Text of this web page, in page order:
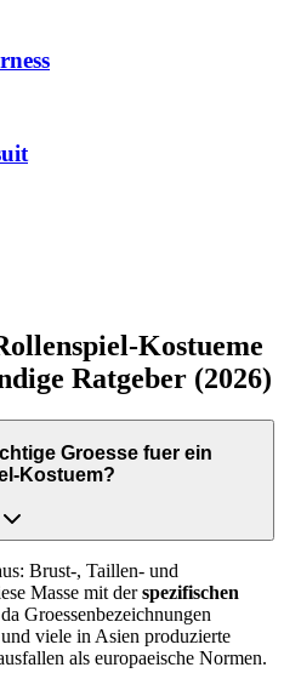
Kostueme
Ratgeber (2026)
Groesse fuer ein
Kostuem?
Brust-, Taillen- und
Masse mit derspezifischen
Groessenbezeichnungen
viele in Asien produzierte
als europaeische Normen.